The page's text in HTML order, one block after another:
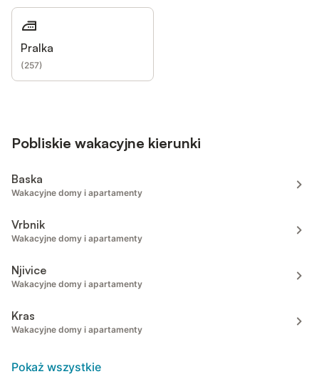
Pralka
(257)
Pobliskie wakacyjne kierunki
Baska
Wakacyjne domy i apartamenty
Vrbnik
Wakacyjne domy i apartamenty
Njivice
Wakacyjne domy i apartamenty
Kras
Wakacyjne domy i apartamenty
Pokaż wszystkie